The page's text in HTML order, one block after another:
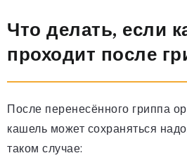
Что делать, если
проходит после
После перенесённого гриппа
кашель может сохраняться
таком случае: